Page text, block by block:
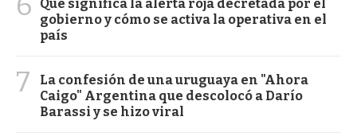
Qué significa la alerta roja decretada por el
gobierno y cómo se activa la operativa en el
país
7
La confesión de una uruguaya en "Ahora
Caigo" Argentina que descolocó a Darío
Barassi y se hizo viral